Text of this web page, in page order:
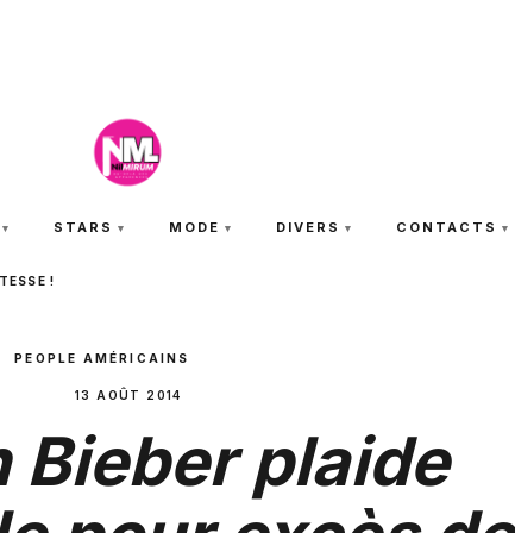
STARS MODE DIVERS CONTACTS
!
PEOPLE AMÉRICAINS
13 AOÛT 2014
Bieber plaide